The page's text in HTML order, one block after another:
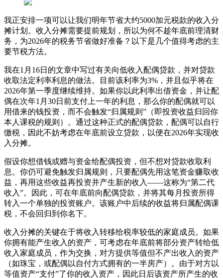
我正安排一项可以让我们明年节省大约5000加元税款的收入分
摊计划。收入分摊需要提前规划，所以为何不趁年底前理清财
务，为2026年的税务节省做好准备？以下是几个值得考虑的主
要节税方法。
我在1月16日的文章中写过有关向低收入配偶贷款，并对贷款
收取法定利率利息的做法。目前该利率为3%，并且似乎将在
2026年第一季度继续维持。如果你以此利率出借资金，并让配
偶在次年1月30日前支付上一年的利息，那么你的配偶就可以
用借来的钱投资，而不会触发“归属规则”（即投资收益归回你
本人课税的规则）。通过这种正式的配偶贷款，配偶可以自行
缴税，因此不妨考虑在年底前设立贷款，以便在2026年实现收
入分摊。
假设你想借钱或赠与资金给配偶投资，但不想对贷款收取利
息。你仍可避免触发归属规则，只要配偶先用这笔资金赚取收
益，再用这些收益再投资并产生新的收入——这称为“第二代
收入”。因此，可在年底前向配偶贷款，并将其每月投资所得
转入一个单独的投资账户。该账户中后续的收益将归属配偶课
税，不会回归到你名下。
收入分摊的关键在于将收入转移给税率较低的家庭成员。如果
你拥有能产生收入的资产，可考虑在年底前将部分资产转给低
收入家庭成员，作为交换，对方提供等值但不产出收入的资产
（如珠宝，或配偶以自付方式拥有的一半房产）。由于对方以
等值资产“支付”了你的收入资产，因此日后该资产所产生的收